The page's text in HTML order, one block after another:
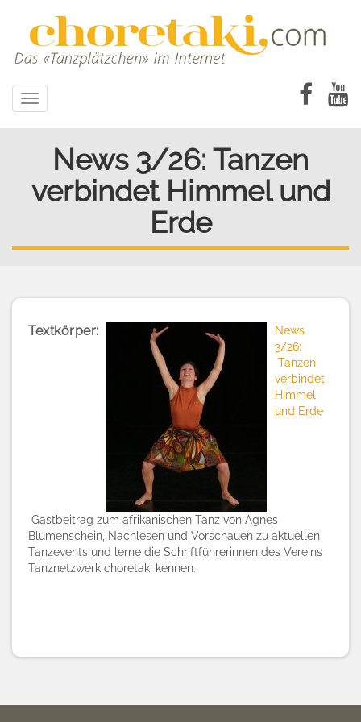
Toggle
navigation
News 3/26: Tanzen
verbindet Himmel und
Erde
Textkörper
News
3/26:
Tanzen
verbindet
Himmel
und Erde
Gastbeitrag zum afrikanischen Tanz von Agnes
Blumenschein, Nachlesen und Vorschauen zu aktuellen
Tanzevents und lerne die Schriftführerinnen des Vereins
Tanznetzwerk choretaki kennen.